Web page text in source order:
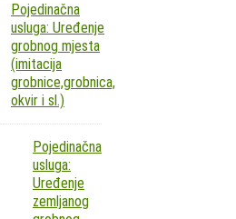
Pojedinačna
usluga: Uređenje
grobnog mjesta
(imitacija
grobnice,grobnica,
okvir i sl.)
Pojedinačna
usluga:
Uređenje
zemljanog